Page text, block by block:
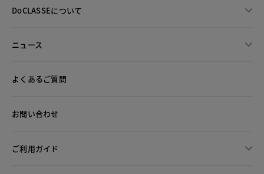
DoCLASSEについて
ニュース
よくあるご質問
お問い合わせ
ご利用ガイド